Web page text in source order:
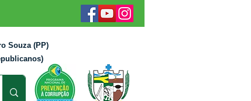
Souza (PP)